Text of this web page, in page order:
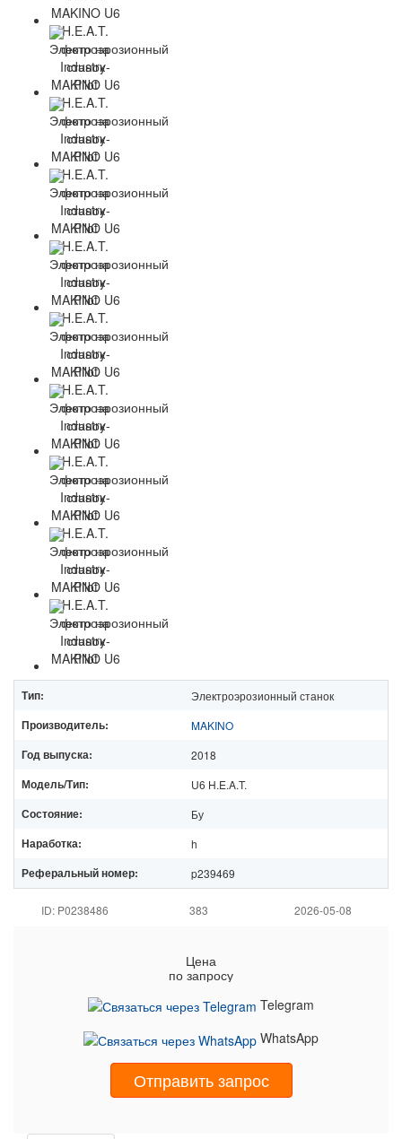
Тип: Электроэрозионный станок
Производитель: MAKINO
Год выпуска: 2018
Модель/Тип: U6 H.E.A.T.
Состояние: Бу
Наработка: h
Реферальный номер: p239469
ID: P0238486 383 2026-05-08
Цена
по запросу
Telegram
WhatsApp
Отправить запрос